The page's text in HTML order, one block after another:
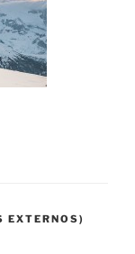
EXTERNOS)